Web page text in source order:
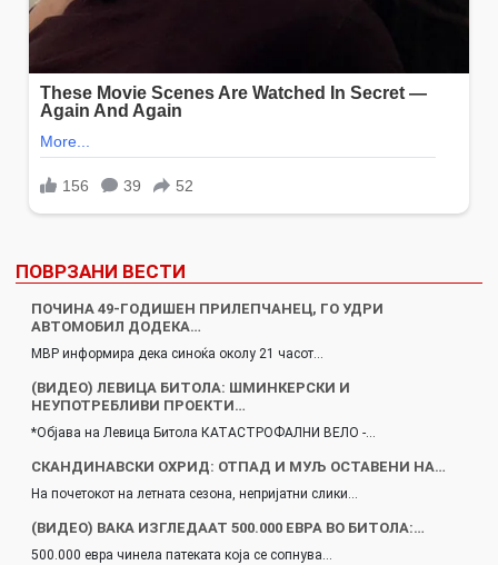
ПОВРЗАНИ ВЕСТИ
ПОЧИНА 49-ГОДИШЕН ПРИЛЕПЧАНЕЦ, ГО УДРИ
АВТОМОБИЛ ДОДЕКА…
МВР информира дека синоќа околу 21 часот…
(ВИДЕО) ЛЕВИЦА БИТОЛА: ШМИНКЕРСКИ И
НЕУПОТРЕБЛИВИ ПРОЕКТИ…
*Објава на Левица Битола КАТАСТРОФАЛНИ ВЕЛО -…
СКАНДИНАВСКИ ОХРИД: ОТПАД И МУЉ ОСТАВЕНИ НА…
На почетокот на летната сезона, непријатни слики…
(ВИДЕО) ВАКА ИЗГЛЕДААТ 500.000 ЕВРА ВО БИТОЛА:…
500.000 евра чинела патеката која се сопнува…